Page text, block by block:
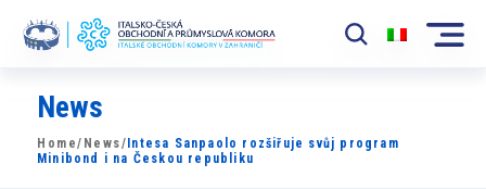
Komora
News
News
Home/ News/ Intesa Sanpaolo rozšiřuje svůj program
Minibond i na Českou republiku